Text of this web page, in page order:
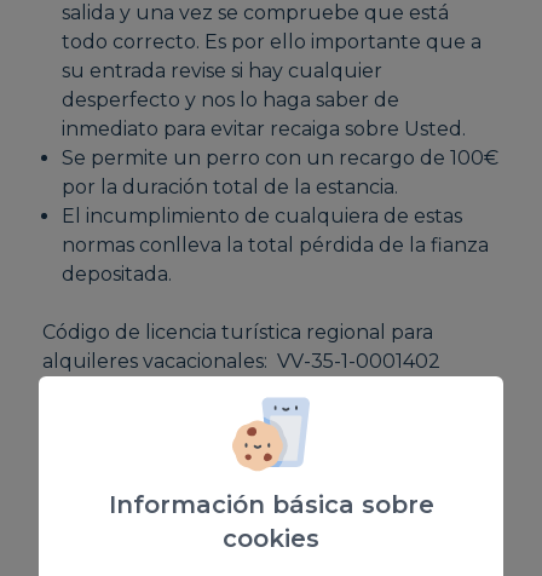
salida y una vez se compruebe que está
todo correcto. Es por ello importante que a
su entrada revise si hay cualquier
desperfecto y nos lo haga saber de
inmediato para evitar recaiga sobre Usted.
Se permite un perro con un recargo de 100€
por la duración total de la estancia.
El incumplimiento de cualquiera de estas
normas conlleva la total pérdida de la fianza
depositada.
Código de licencia turística regional para
alquileres vacacionales: VV-35-1-0001402
ESFCTU00003501200047348300000000000
Información básica sobre
cookies